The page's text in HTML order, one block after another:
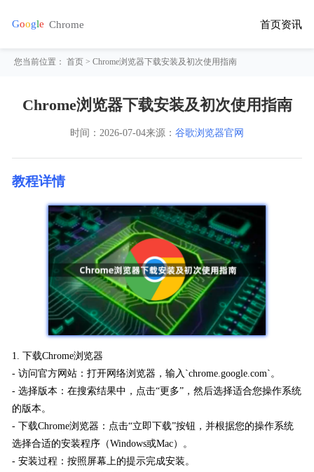
首页资讯
您当前位置：首页 > Chrome浏览器下载安装及初次使用指南
Chrome浏览器下载安装及初次使用指南
时间： 2026-07-04来源： 谷歌浏览器官网
教程详情
1. 下载Chrome浏览器
- 访问官方网站：打开网络浏览器，输入`chrome.google.com`。
- 选择版本：在搜索结果中，点击“更多”，然后选择适合您操作系统
的版本。
- 下载Chrome浏览器：点击“立即下载”按钮，并根据您的操作系统
选择合适的安装程序（Windows或Mac）。
- 安装过程：按照屏幕上的提示完成安装。